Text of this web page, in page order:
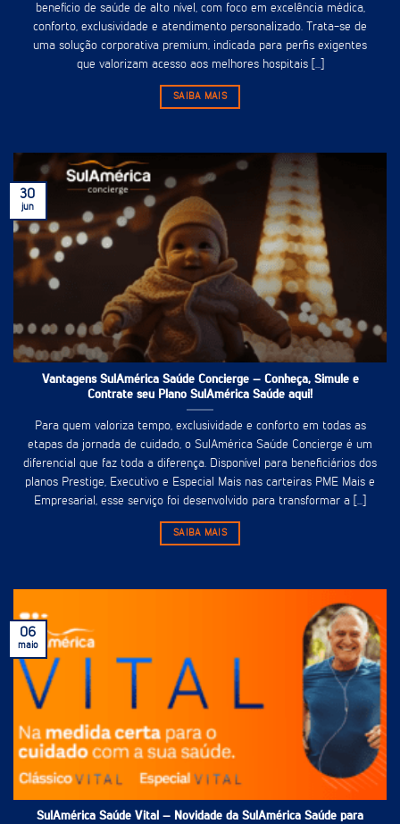
benefício de saúde de alto nível, com foco em excelência médica,
conforto, exclusividade e atendimento personalizado. Trata-se de
uma solução corporativa premium, indicada para perfis exigentes
que valorizam acesso aos melhores hospitais [...]
SAIBA MAIS
Vantagens SulAmérica Saúde Concierge – Conheça, Simule e
Contrate seu Plano SulAmérica Saúde aqui!
Para quem valoriza tempo, exclusividade e conforto em todas as
etapas da jornada de cuidado, o SulAmérica Saúde Concierge é um
diferencial que faz toda a diferença. Disponível para beneficiários dos
planos Prestige, Executivo e Especial Mais nas carteiras PME Mais e
Empresarial, esse serviço foi desenvolvido para transformar a [...]
SAIBA MAIS
30
jun
SulAmérica Saúde Vital – Novidade da SulAmérica Saúde para
06
maio